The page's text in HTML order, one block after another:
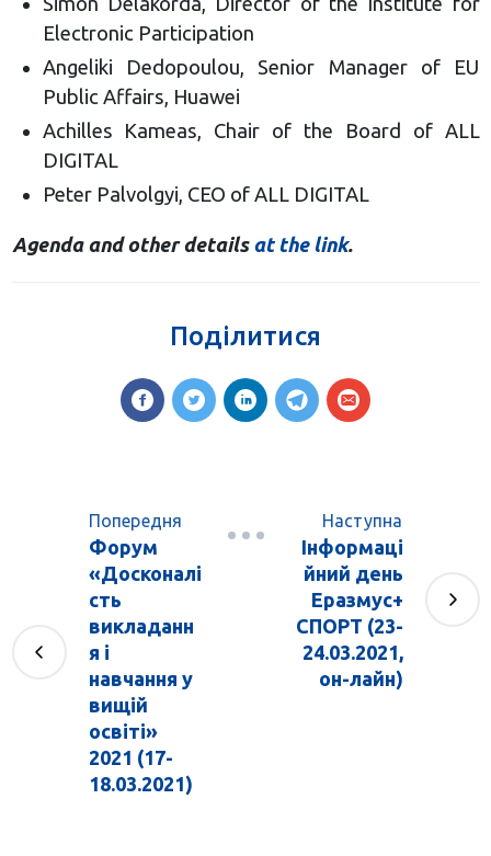
Electronic Participation
Angeliki Dedopoulou, Senior Manager of EU
Public Affairs, Huawei
Achilles Kameas, Chair of the Board of ALL
DIGITAL
Peter Palvolgyi, CEO of ALL DIGITAL
Agenda and other details at the link.
Поділитися
Попередня
Форум
«Досконалі
сть
викладанн
я і
навчання у
вищій
освіті»
2021 (17-
18.03.2021)
Наступна
Інформаці
йний день
Еразмус+
СПОРТ (23-
24.03.2021,
он-лайн)